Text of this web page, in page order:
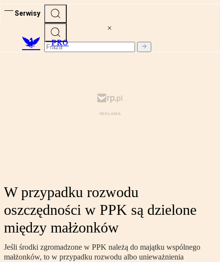
Serwisy
PRO
W przypadku rozwodu
oszczędności w PPK są dzielone
między małżonków
Jeśli środki zgromadzone w PPK należą do majątku wspólnego
małżonków, to w przypadku rozwodu albo unieważnienia